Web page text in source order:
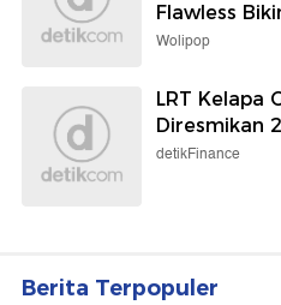
Flawless
Wolipop
LRT Kelapa
Diresmikan
detikFinance
Berita Terpopuler